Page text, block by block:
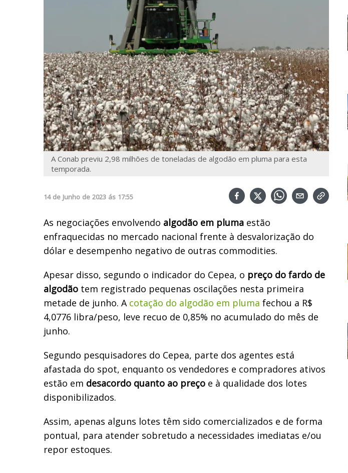
A Conab previu 2,98 milhões de toneladas de algodão em pluma para esta
temporada.
14 de Junho de 2023 ás 17:55
As negociações envolvendo algodão em pluma estão
enfraquecidas no mercado nacional frente à desvalorização do
dólar e desempenho negativo de outras commodities.
Apesar disso, segundo o indicador do Cepea, o preço do fardo de
algodão tem registrado pequenas oscilações nesta primeira
metade de junho. A cotação do algodão em pluma fechou a R$
4,0776 libra/peso, leve recuo de 0,85% no acumulado do mês de
junho.
Segundo pesquisadores do Cepea, parte dos agentes está
afastada do spot, enquanto os vendedores e compradores ativos
estão em desacordo quanto ao preço e à qualidade dos lotes
disponibilizados.
Assim, apenas alguns lotes têm sido comercializados e de forma
pontual, para atender sobretudo a necessidades imediatas e/ou
repor estoques.